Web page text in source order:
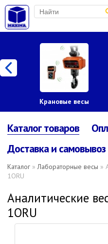
Крановые весы
Каталог товаров
Доставка и самовывоз
Каталог »Лабораторные весы »
1ORU
Аналитические
1ORU